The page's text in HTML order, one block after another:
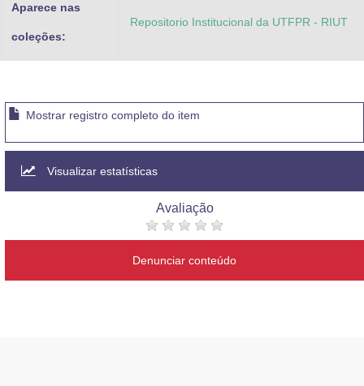
Aparece nas
coleções:
Repositorio Institucional da UTFPR - RIUT
Mostrar registro completo do item
Visualizar estatísticas
Avaliação
Denunciar conteúdo